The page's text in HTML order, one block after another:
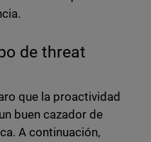
de threat
que la proactividad
buen cazador de
A continuación,